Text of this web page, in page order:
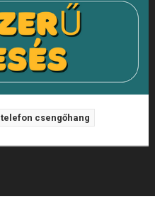
telefon csengőhang